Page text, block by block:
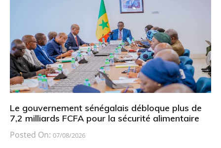
Le gouvernement sénégalais débloque plus de
7,2 milliards FCFA pour la sécurité alimentaire
Posted On: 07/08/2026